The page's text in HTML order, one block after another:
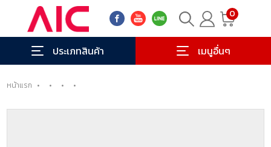
0
ประเภทสินค้า เมนูอื่นๆ
หน้าแรก • • • •